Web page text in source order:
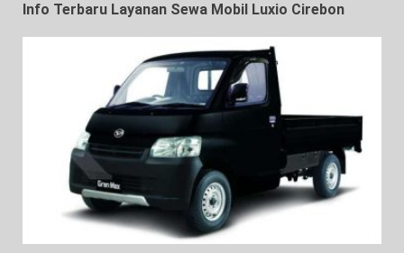
Info Terbaru Layanan Sewa Mobil Luxio Cirebon